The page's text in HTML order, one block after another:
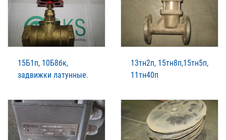
15Б1п, 10Б8бк,
задвижки латунные.
13тн2п, 15тн8п,15тн5п,
11тн40п